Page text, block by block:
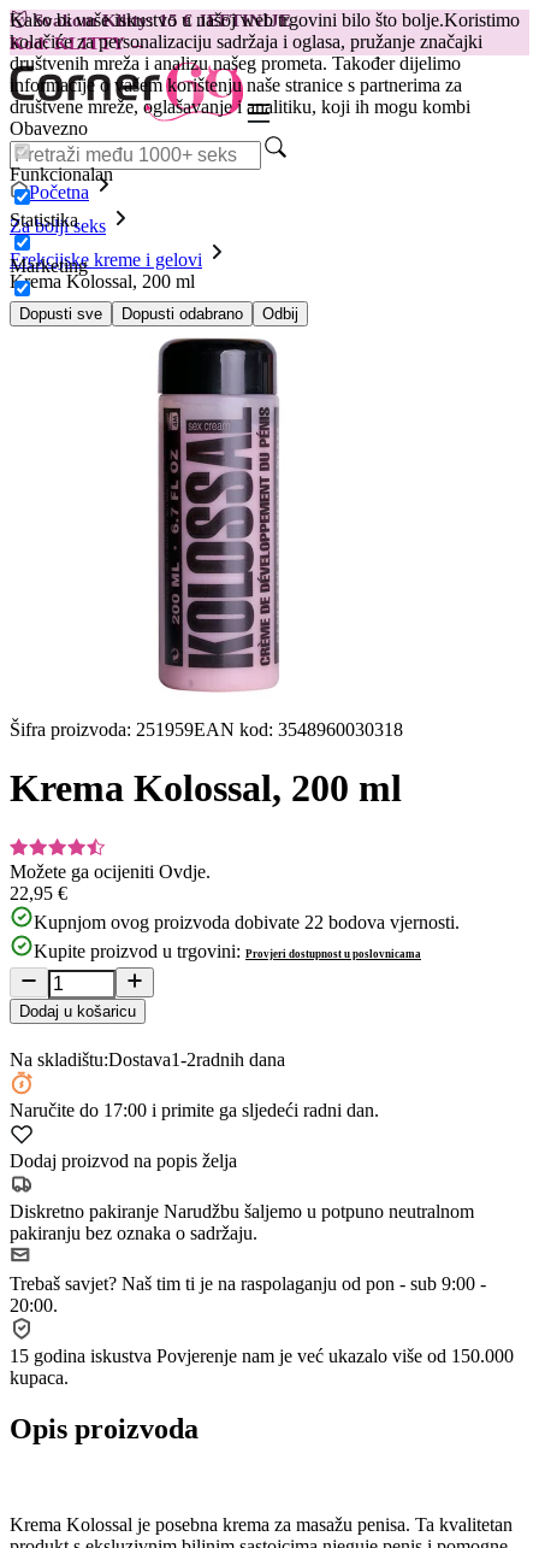
Kako bi vaše iskustvo u našoj web trgovini bilo što bolje.Koristimo
kolačiće za personalizaciju sadržaja i oglasa, pružanje značajki
društvenih mreža i analizu našeg prometa. Također dijelimo
informacije o vašem korištenju naše stranice s partnerima za
društvene mreže, oglašavanje i analitiku, koji ih mogu kombi
Obavezno
Funkcionalan
Statistika
Marketing
Dopusti sve Dopusti odabrano Odbij
😽Svakom Klitty: 15 € JEFTINIJE
Kod: KLITTY →
Početna
Za bolji seks
Erekcijske kreme i gelovi
Krema Kolossal, 200 ml
Šifra proizvoda: 251959EAN kod: 3548960030318
Krema Kolossal, 200 ml
Možete ga ocijeniti Ovdje.
22,95 €
Kupnjom ovog proizvoda dobivate 22 bodova vjernosti.
Kupite proizvod u trgovini: Provjeri dostupnost u poslovnicama
Dodaj u košaricu
Na skladištu:Dostava1-2radnih dana
Naručite do 17:00 i primite ga sljedeći radni dan.
Dodaj proizvod na popis želja
Diskretno pakiranje Narudžbu šaljemo u potpuno neutralnom
pakiranju bez oznaka o sadržaju.
Trebaš savjet? Naš tim ti je na raspolaganju od pon - sub 9:00 -
20:00.
15 godina iskustva Povjerenje nam je već ukazalo više od 150.000
kupaca.
Opis proizvoda
Krema Kolossal je posebna krema za masažu penisa. Ta kvalitetan